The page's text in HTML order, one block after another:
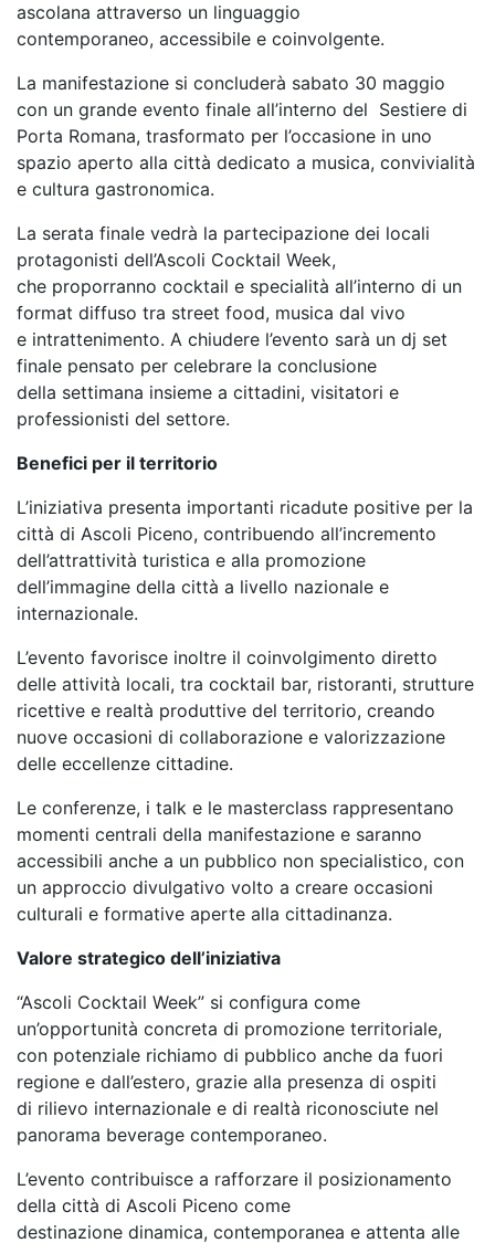
ascolana attraverso un linguaggio
contemporaneo, accessibile e coinvolgente.
La manifestazione si concluderà sabato 30 maggio
con un grande evento finale all’interno del Sestiere di
Porta Romana, trasformato per l’occasione in uno
spazio aperto alla città dedicato a musica, convivialità
e cultura gastronomica.
La serata finale vedrà la partecipazione dei locali
protagonisti dell’Ascoli Cocktail Week,
che proporranno cocktail e specialità all’interno di un
format diffuso tra street food, musica dal vivo
e intrattenimento. A chiudere l’evento sarà un dj set
finale pensato per celebrare la conclusione
della settimana insieme a cittadini, visitatori e
professionisti del settore.
Benefici per il territorio
L’iniziativa presenta importanti ricadute positive per la
città di Ascoli Piceno, contribuendo all’incremento
dell’attrattività turistica e alla promozione
dell’immagine della città a livello nazionale e
internazionale.
L’evento favorisce inoltre il coinvolgimento diretto
delle attività locali, tra cocktail bar, ristoranti, strutture
ricettive e realtà produttive del territorio, creando
nuove occasioni di collaborazione e valorizzazione
delle eccellenze cittadine.
Le conferenze, i talk e le masterclass rappresentano
momenti centrali della manifestazione e saranno
accessibili anche a un pubblico non specialistico, con
un approccio divulgativo volto a creare occasioni
culturali e formative aperte alla cittadinanza.
Valore strategico dell’iniziativa
“Ascoli Cocktail Week” si configura come
un’opportunità concreta di promozione territoriale,
con potenziale richiamo di pubblico anche da fuori
regione e dall’estero, grazie alla presenza di ospiti
di rilievo internazionale e di realtà riconosciute nel
panorama beverage contemporaneo.
L’evento contribuisce a rafforzare il posizionamento
della città di Ascoli Piceno come
destinazione dinamica, contemporanea e attenta alle